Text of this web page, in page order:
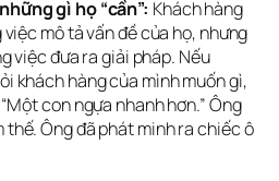
gì họ “cần”: Khách hàng
mô tả vấn đề của họ, nhưng
việc đưa ra giải pháp. Nếu
khách hàng của mình muốn gì,
con ngựa nhanh hơn.” Ông
thế. Ông đã phát minh ra chiếc ô